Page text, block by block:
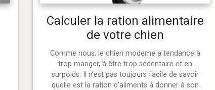
Calculer la ration alimentaire
de votre chien
Comme nous, le chien moderne a tendance à
trop manger, à être trop sédentaire et en
surpoids. Il n'est pas toujours facile de savoir
quelle est la ration d'aliments à donner à son